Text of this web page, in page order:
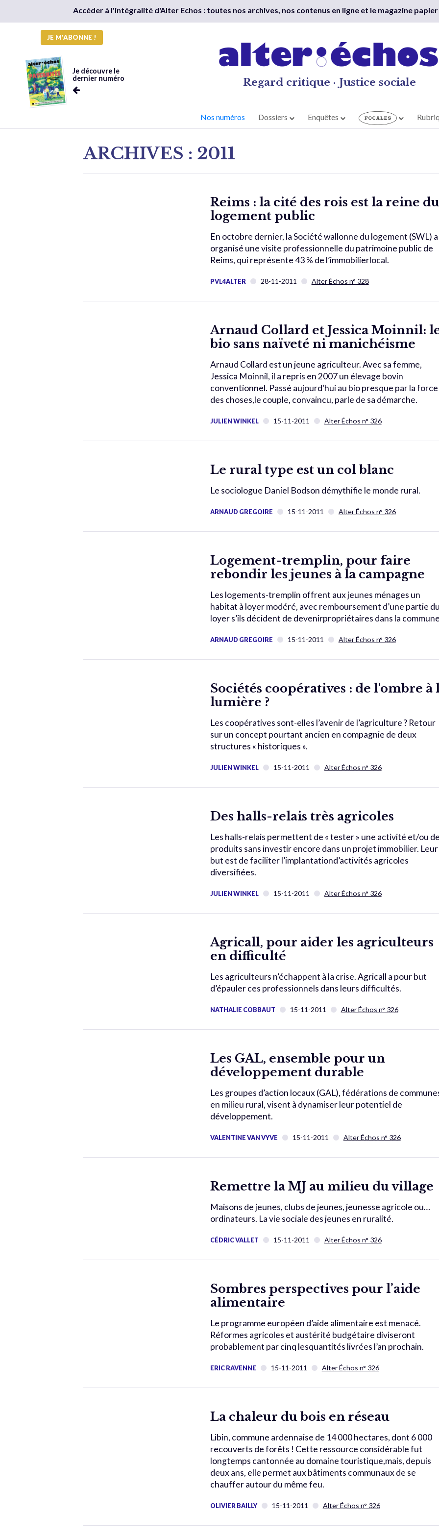
Accéder à l'intégralité d'Alter Echos : toutes nos archives, nos contenus en ligne et le magazine
JE M'ABONNE !
Je découvre le
dernier numéro
Regard critique · Justice sociale
Nos numéros Dossiers Enquêtes
ARCHIVES : 2011
Reims : la cité des rois est la reine du
logement public
En octobre dernier, la Société wallonne du logement (SWL) a
organisé une visite professionnelle du patrimoine public de
Reims, qui représente 43 % de l’immobilierlocal.
PVL4ALTER 28-11-2011 Alter Échos n° 328
Arnaud Collard et Jessica Moinnil:
bio sans naïveté ni manichéisme
Arnaud Collard est un jeune agriculteur. Avec sa femme,
Jessica Moinnil, il a repris en 2007 un élevage bovin
conventionnel. Passé aujourd’hui au bio presque par la force
des choses,le couple, convaincu, parle de sa démarche.
JULIEN WINKEL 15-11-2011 Alter Échos n° 326
Le rural type est un col blanc
Le sociologue Daniel Bodson démythifie le monde rural.
ARNAUD GREGOIRE 15-11-2011 Alter Échos n° 326
Logement-tremplin, pour faire
rebondir les jeunes à la campagne
Les logements-tremplin offrent aux jeunes ménages un
habitat à loyer modéré, avec remboursement d’une partie
loyer s’ils décident de devenirpropriétaires dans la
ARNAUD GREGOIRE 15-11-2011 Alter Échos n° 326
Sociétés coopératives : de l'ombre à
lumière ?
Les coopératives sont-elles l’avenir de l’agriculture ? Retour
sur un concept pourtant ancien en compagnie de deux
structures « historiques ».
JULIEN WINKEL 15-11-2011 Alter Échos n° 326
Des halls-relais très agricoles
Les halls-relais permettent de « tester » une activité et/ou
produits sans investir encore dans un projet immobilier. Leur
but est de faciliter l’implantationd’activités agricoles
diversifiées.
JULIEN WINKEL 15-11-2011 Alter Échos n° 326
Agricall, pour aider les agriculteurs
en difficulté
Les agriculteurs n’échappent à la crise. Agricall a pour but
d’épauler ces professionnels dans leurs difficultés.
NATHALIE COBBAUT 15-11-2011 Alter Échos n° 326
Les GAL, ensemble pour un
développement durable
Les groupes d’action locaux (GAL), fédérations de
en milieu rural, visent à dynamiser leur potentiel de
développement.
VALENTINE VAN VYVE 15-11-2011 Alter Échos n° 326
Remettre la MJ au milieu du village
Maisons de jeunes, clubs de jeunes, jeunesse agricole ou…
ordinateurs. La vie sociale des jeunes en ruralité.
CÉDRIC VALLET 15-11-2011 Alter Échos n° 326
Sombres perspectives pour l’aide
alimentaire
Le programme européen d’aide alimentaire est menacé.
Réformes agricoles et austérité budgétaire diviseront
probablement par cinq lesquantités livrées l’an prochain.
ERIC RAVENNE 15-11-2011 Alter Échos n° 326
La chaleur du bois en réseau
Libin, commune ardennaise de 14 000 hectares, dont 6 000
recouverts de forêts ! Cette ressource considérable fut
longtemps cantonnée au domaine touristique,mais, depuis
deux ans, elle permet aux bâtiments communaux de se
chauffer autour du même feu.
OLIVIER BAILLY 15-11-2011 Alter Échos n° 326